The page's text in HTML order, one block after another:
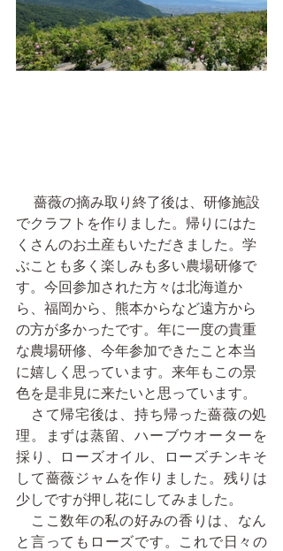
でクラフトを作りました。帰りにはた
くさんのお土産もいただきました。学
ぶことも多く楽しみも多い農場研修で
す。今回参加された方々は北海道か
ら、福岡から、熊本からなど遠方から
の方が多かったです。年に一度の貴重
な農場研修、今年参加できたこと本当
に嬉しく思っています。来年もこの景
色を是非見に来たいと思っています。
理。まずは蒸留、ハーブウオーターを
採り、ローズオイル、ローズチンキそ
して薔薇ジャムを作りました。残りは
少しですが押し花にしてみました。
と言ってもローズです。これで日々の